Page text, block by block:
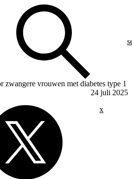
zwangere vrouwen met diabetes type 1
24 juli 2025
x